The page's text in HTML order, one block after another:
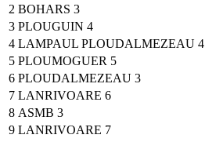
2 BOHARS 3
3 PLOUGUIN 4
4 LAMPAUL PLOUDALMEZEAU 4
5 PLOUMOGUER 5
6 PLOUDALMEZEAU 3
7 LANRIVOARE 6
8 ASMB 3
9 LANRIVOARE 7